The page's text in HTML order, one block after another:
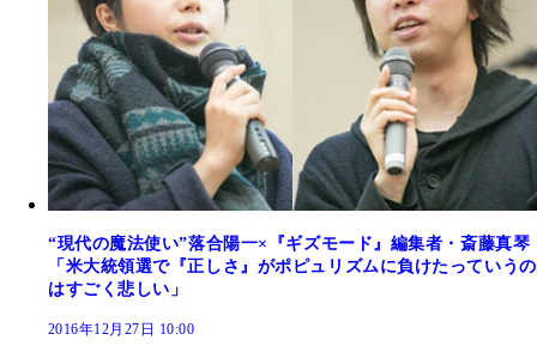
“現代の魔法使い”落合陽一×『ギズモード』編集者・斎藤真琴
「米大統領選で『正しさ』がポピュリズムに負けたっていうの
はすごく悲しい」
2016年12月27日 10:00